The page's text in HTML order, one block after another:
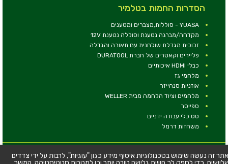
הסדרות החמות בטלמיר
YUASA - סוללות,מצברים ומטענים
מקדחה/מברגה נטענת וסוללה נטענת 12V
זכוכית מגדלת שולחנית עם תאורה והגדלה
פליירים וקאטרים של חברת DURATOOL
כבלי HDMI איכותיים
מלחמי גז
אוזניות סנהייזר
מלחמים וציוד הלחמה מבית WELLER
ספייסר
סט כלי עבודה ידניים
משחזות דרמל
© כל הזכויות שמורות - טלמיר אלקטרוניקה בע''מ
כתובת: דרך העצמאות 63, חיפה
זה נעשה שימוש בטכנולוגיות איסוף מידע כגון "עוגיות", לרבות על ידי צדדים